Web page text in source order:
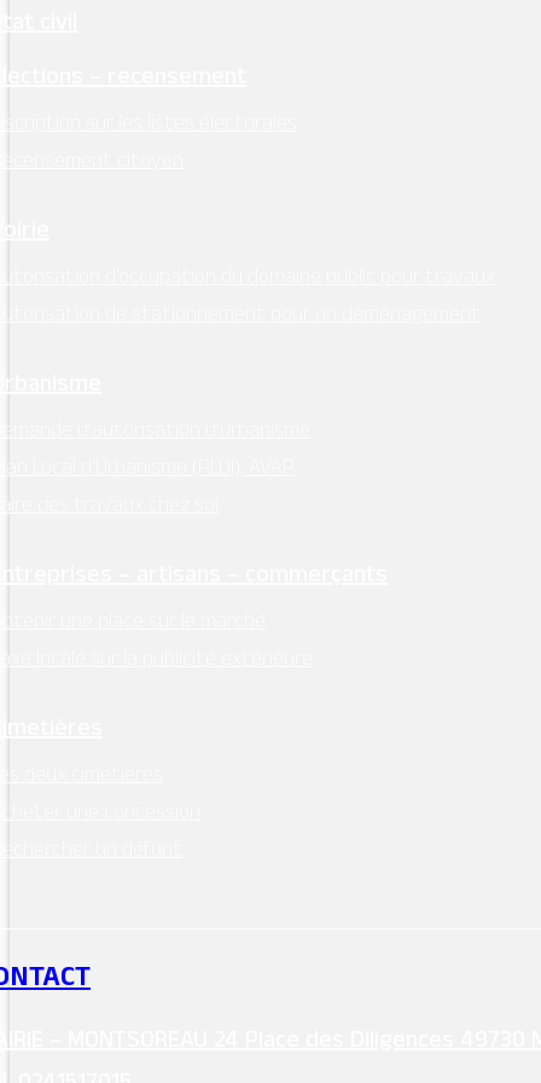
civil
– recensement
sur les listes électorales
citoyen
d’occupation du domaine public pour travaux
de stationnement pour un déménagement
d’autorisation d’urbanisme
Local d’Urbanisme (PLUI), AVAP
des travaux chez soi
– artisans – commerçants
une place sur le marché
locale sur la publicité extérieure
deux cimetières
une concession
un défunt
– MONTSOREAU 24 Place des Diligences